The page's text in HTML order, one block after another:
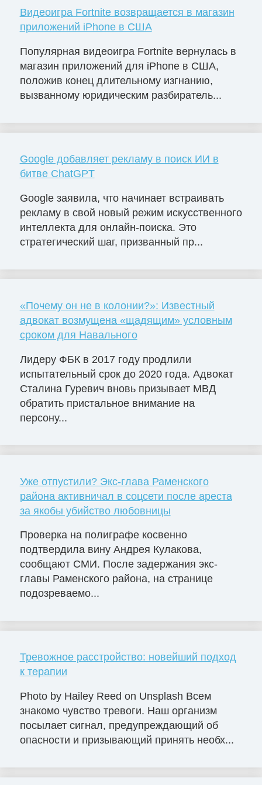
Видеоигра Fortnite возвращается в магазин
приложений iPhone в США
Популярная видеоигра Fortnite вернулась в
магазин приложений для iPhone в США,
положив конец длительному изгнанию,
вызванному юридическим разбиратель...
Google добавляет рекламу в поиск ИИ в
битве ChatGPT
Google заявила, что начинает встраивать
рекламу в свой новый режим искусственного
интеллекта для онлайн-поиска. Это
стратегический шаг, призванный пр...
«Почему он не в колонии?»: Известный
адвокат возмущена «щадящим» условным
сроком для Навального
Лидеру ФБК в 2017 году продлили
испытательный срок до 2020 года. Адвокат
Сталина Гуревич вновь призывает МВД
обратить пристальное внимание на
персону...
Уже отпустили? Экс-глава Раменского
района активничал в соцсети после ареста
за якобы убийство любовницы
Проверка на полиграфе косвенно
подтвердила вину Андрея Кулакова,
сообщают СМИ. После задержания экс-
главы Раменского района, на странице
подозреваемо...
Тревожное расстройство: новейший подход
к терапии
Photo by Hailey Reed on Unsplash Всем
знакомо чувство тревоги. Наш организм
посылает сигнал, предупреждающий об
опасности и призывающий принять необх...